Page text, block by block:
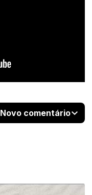
Novo comentário